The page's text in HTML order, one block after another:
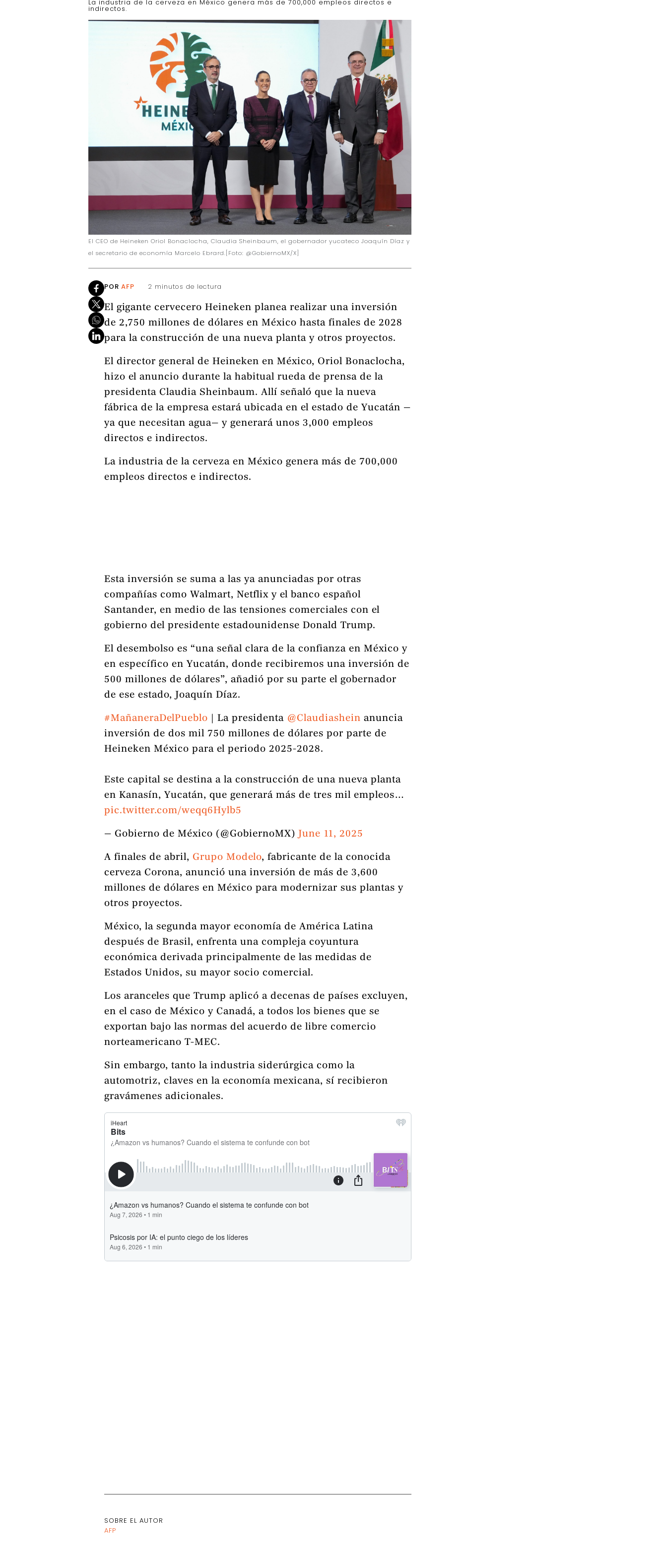
La industria de la cerveza en México genera más de 700,000 empleos directos e
indirectos.
El CEO de Heineken Oriol Bonaclocha, Claudia Sheinbaum, el gobernador yucateco Joaquín Díaz y
el secretario de economía Marcelo Ebrard.[Foto: @GobiernoMX/X]
POR AFP 2 minutos de lectura
El gigante cervecero Heineken planea realizar una inversión
de 2,750 millones de dólares en México hasta finales de 2028
para la construcción de una nueva planta y otros proyectos.
El director general de Heineken en México, Oriol Bonaclocha,
hizo el anuncio durante la habitual rueda de prensa de la
presidenta Claudia Sheinbaum. Allí señaló que la nueva
fábrica de la empresa estará ubicada en el estado de Yucatán —
ya que necesitan agua— y generará unos 3,000 empleos
directos e indirectos.
La industria de la cerveza en México genera más de 700,000
empleos directos e indirectos.
Esta inversión se suma a las ya anunciadas por otras
compañías como Walmart, Netflix y el banco español
Santander, en medio de las tensiones comerciales con el
gobierno del presidente estadounidense Donald Trump.
El desembolso es “una señal clara de la confianza en México y
en específico en Yucatán, donde recibiremos una inversión de
500 millones de dólares”, añadió por su parte el gobernador
de ese estado, Joaquín Díaz.
#MañaneraDelPueblo | La presidenta @Claudiashein anuncia
inversión de dos mil 750 millones de dólares por parte de
Heineken México para el periodo 2025-2028.
Este capital se destina a la construcción de una nueva planta
en Kanasín, Yucatán, que generará más de tres mil empleos…
pic.twitter.com/weqq6Hylb5
— Gobierno de México (@GobiernoMX) June 11, 2025
A finales de abril, Grupo Modelo, fabricante de la conocida
cerveza Corona, anunció una inversión de más de 3,600
millones de dólares en México para modernizar sus plantas y
otros proyectos.
México, la segunda mayor economía de América Latina
después de Brasil, enfrenta una compleja coyuntura
económica derivada principalmente de las medidas de
Estados Unidos, su mayor socio comercial.
Los aranceles que Trump aplicó a decenas de países excluyen,
en el caso de México y Canadá, a todos los bienes que se
exportan bajo las normas del acuerdo de libre comercio
norteamericano T-MEC.
Sin embargo, tanto la industria siderúrgica como la
automotriz, claves en la economía mexicana, sí recibieron
gravámenes adicionales.
SOBRE EL AUTOR
AFP